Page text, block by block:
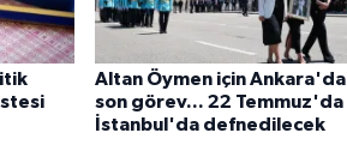
Altan Öymen için Ankara'da
son görev... 22 Temmuz'da
İstanbul'da defnedilecek